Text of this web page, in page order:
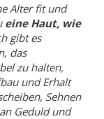
Alter fit und
eine Haut, wie
gibt es
das
zu halten,
und Erhalt
Sehnen
Geduld und